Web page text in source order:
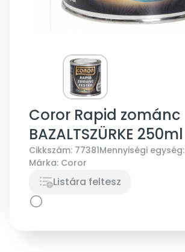
Coror Rapid zománc
BAZALTSZÜRKE 250ml
Cikkszám: 77381Mennyiségi egység:
Márka: Coror
Listára feltesz